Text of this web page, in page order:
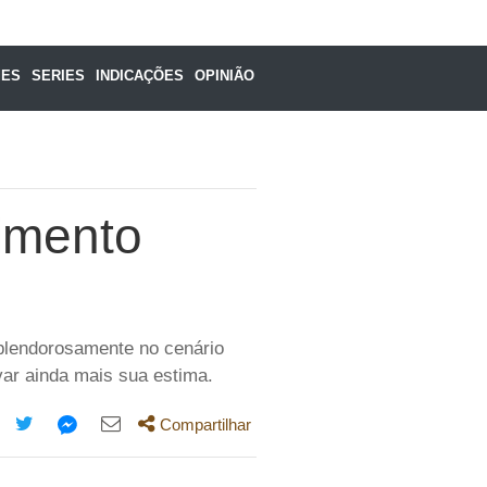
SERIES INDICAÇÕES OPINIÃO
no cenário
ainda mais sua estima.
Compartilhe
Compartilhe
Compartilhe
Compartilhar